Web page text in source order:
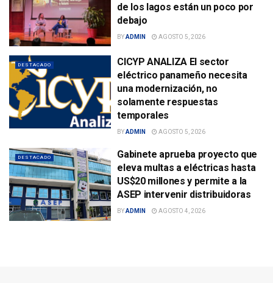
de los lagos están un poco por
debajo
BYADMIN AGOSTO 5, 2026
DESTACADO
CICYP ANALIZA El sector
eléctrico panameño necesita
una modernización, no
solamente respuestas
temporales
BYADMIN AGOSTO 5, 2026
DESTACADO
Gabinete aprueba proyecto que
eleva multas a eléctricas hasta
US$20 millones y permite a la
ASEP intervenir distribuidoras
BYADMIN AGOSTO 4, 2026